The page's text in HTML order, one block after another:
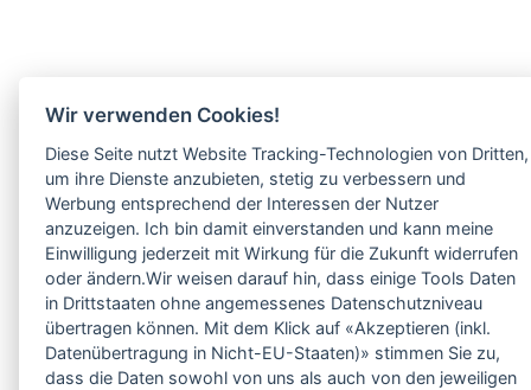
Wir verwenden Cookies!
Diese Seite nutzt Website Tracking-Technologien von Dritten,
um ihre Dienste anzubieten, stetig zu verbessern und
Werbung entsprechend der Interessen der Nutzer
anzuzeigen. Ich bin damit einverstanden und kann meine
Einwilligung jederzeit mit Wirkung für die Zukunft widerrufen
oder ändern.Wir weisen darauf hin, dass einige Tools Daten
in Drittstaaten ohne angemessenes Datenschutzniveau
übertragen können. Mit dem Klick auf «Akzeptieren (inkl.
Datenübertragung in Nicht-EU-Staaten)» stimmen Sie zu,
dass die Daten sowohl von uns als auch von den jeweiligen